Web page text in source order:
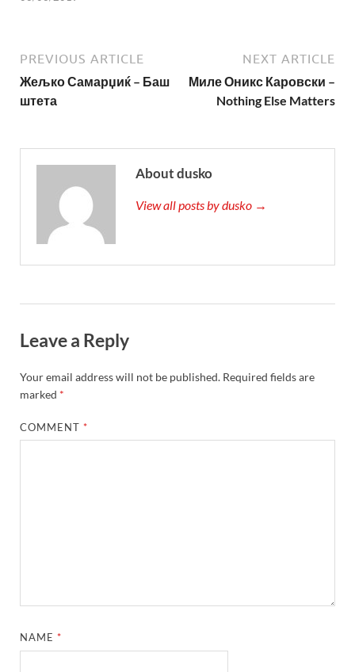
PREVIOUS ARTICLE
Жељко Самарџиќ – Баш
штета
NEXT ARTICLE
Миле Оникс Каровски –
Nothing Else Matters
About dusko
View all posts by dusko →
Leave a Reply
Your email address will not be published. Required fields are
marked *
COMMENT*
NAME*